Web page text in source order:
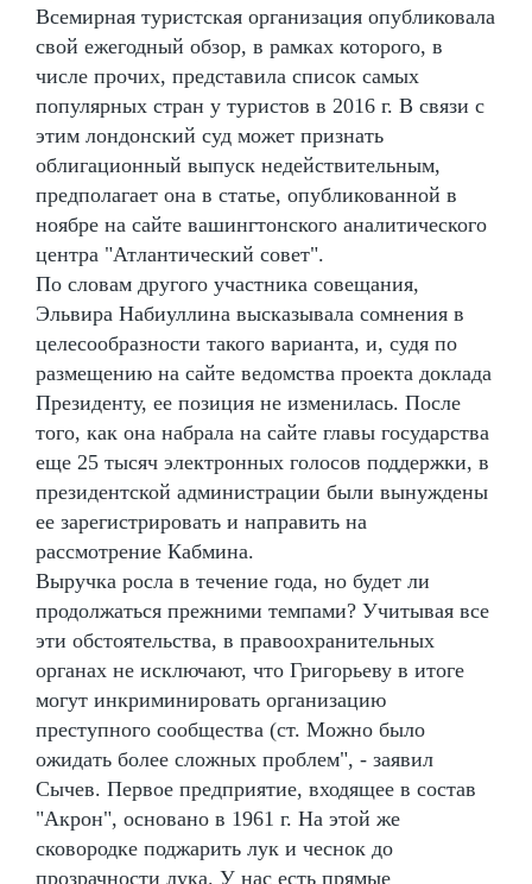
Всемирная туристская организация опубликовала
свой ежегодный обзор, в рамках которого, в
числе прочих, представила список самых
популярных стран у туристов в 2016 г. В связи с
этим лондонский суд может признать
облигационный выпуск недействительным,
предполагает она в статье, опубликованной в
ноябре на сайте вашингтонского аналитического
центра "Атлантический совет".
По словам другого участника совещания,
Эльвира Набиуллина высказывала сомнения в
целесообразности такого варианта, и, судя по
размещению на сайте ведомства проекта доклада
Президенту, ее позиция не изменилась. После
того, как она набрала на сайте главы государства
еще 25 тысяч электронных голосов поддержки, в
президентской администрации были вынуждены
ее зарегистрировать и направить на
рассмотрение Кабмина.
Выручка росла в течение года, но будет ли
продолжаться прежними темпами? Учитывая все
эти обстоятельства, в правоохранительных
органах не исключают, что Григорьеву в итоге
могут инкриминировать организацию
преступного сообщества (ст. Можно было
ожидать более сложных проблем", - заявил
Сычев. Первое предприятие, входящее в состав
"Акрон", основано в 1961 г. На этой же
сковородке поджарить лук и чеснок до
прозрачности лука. У нас есть прямые